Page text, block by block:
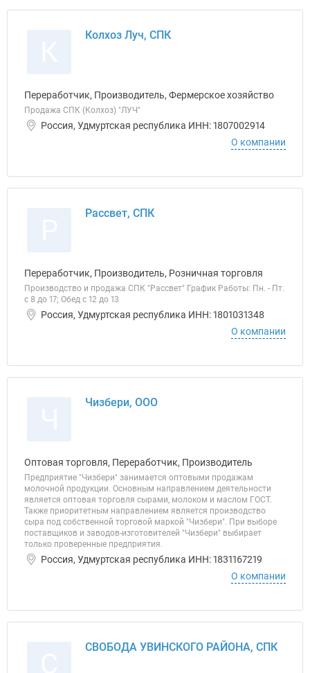
Колхоз Луч, СПК
Переработчик, Производитель, Фермерское хозяйство
Продажа СПК (Колхоз) "ЛУЧ"
Россия, Удмуртская республика ИНН: 1807002914
О компании
Рассвет, СПК
Переработчик, Производитель, Розничная торговля
Производство и продажа СПК "Рассвет" График Работы: Пн. - Пт.
с 8 до 17; Обед с 12 до 13
Россия, Удмуртская республика ИНН: 1801031348
О компании
Чизбери, ООО
Оптовая торговля, Переработчик, Производитель
Предприятие "Чизбери" занимается оптовыми продажам
молочной продукции. Основным направлением деятельности
является оптовая торговля сырами, молоком и маслом ГОСТ.
Также приоритетным направлением является производство
сыра под собственной торговой маркой "Чизбери". При выборе
поставщиков и заводов-изготовителей "Чизбери" выбирает
только проверенные предприятия.
Россия, Удмуртская республика ИНН: 1831167219
О компании
СВОБОДА УВИНСКОГО РАЙОНА, СПК